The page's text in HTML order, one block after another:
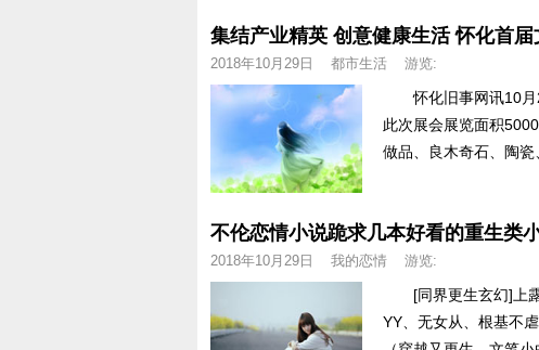
集结产业精英 创意健康生活 怀化首
2018年10月29日 都市生活 游览:
怀化旧事网讯10月
此次展会展览面积
做品、良木奇石、陶瓷
不伦恋情小说跪求几本好看的重生类
2018年10月29日 我的恋情 游览:
[同界更生玄幻]上露
YY、无女从、根基